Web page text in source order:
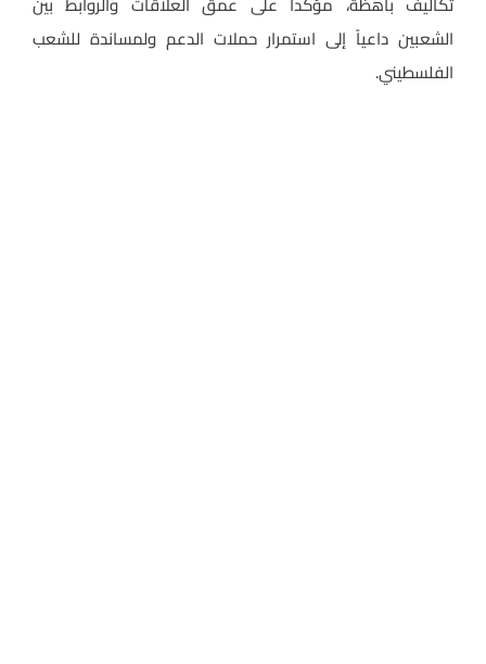
الشعبين داعياً إلى استمرار حملات الدعم ولمساندة للشعب
الفلسطيني.